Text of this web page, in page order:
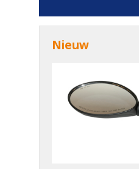
Nieuw